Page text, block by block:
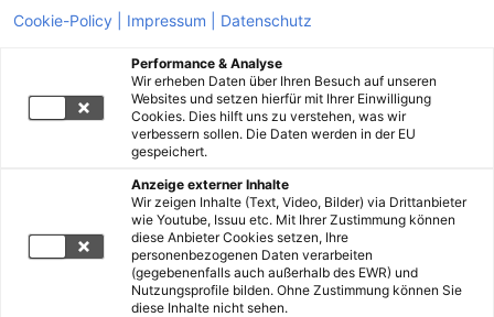
Cookie-Policy | Impressum | Datenschutz
Performance & Analyse
Wir erheben Daten über Ihren Besuch auf unseren
Websites und setzen hierfür mit Ihrer Einwilligung
Cookies. Dies hilft uns zu verstehen, was wir
verbessern sollen. Die Daten werden in der EU
gespeichert.
Anzeige externer Inhalte
Wir zeigen Inhalte (Text, Video, Bilder) via Drittanbieter
wie Youtube, Issuu etc. Mit Ihrer Zustimmung können
diese Anbieter Cookies setzen, Ihre
personenbezogenen Daten verarbeiten
(gegebenenfalls auch außerhalb des EWR) und
Nutzungsprofile bilden. Ohne Zustimmung können Sie
diese Inhalte nicht sehen.